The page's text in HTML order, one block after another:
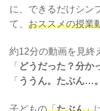
に、できるだけシン
て、 おススメの授業
約12分の動画を見終
「 どうだった？分か
「 ううん。たぶん…。
子どもの「たぶん」